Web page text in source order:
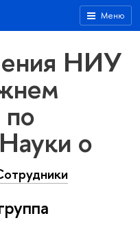
Меню
НИУ
о